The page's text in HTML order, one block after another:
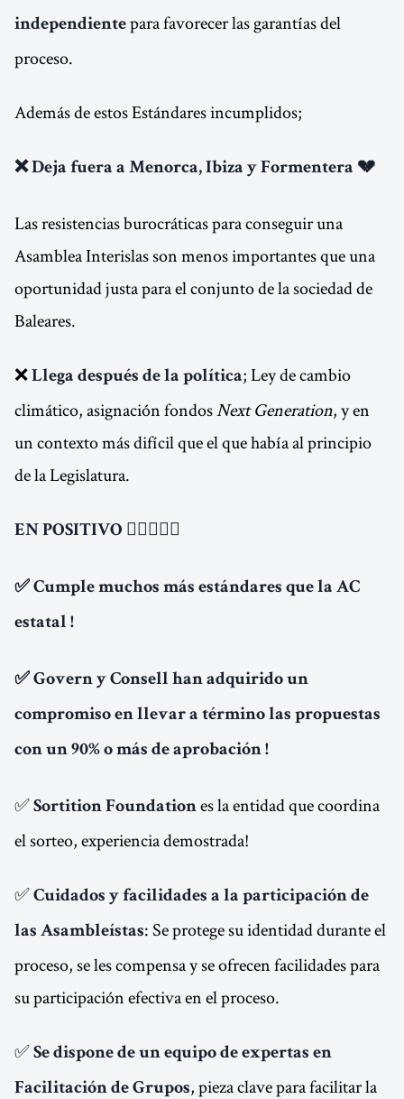
independiente para favorecer las garantías del
proceso.
Además de estos Estándares incumplidos;
❌ Deja fuera a Menorca, Ibiza y Formentera 💔
Las resistencias burocráticas para conseguir una
Asamblea Interislas son menos importantes que una
oportunidad justa para el conjunto de la sociedad de
Baleares.
❌ Llega después de la política; Ley de cambio
climático, asignación fondosNext Generation, y en
un contexto más difícil que el que había al principio
de la Legislatura.
EN POSITIVO 👍🏼🥳👏🏼
✅ Cumple muchos más estándares que la AC
estatal !
✅ Govern y Consell han adquirido un
compromiso en llevar a término las propuestas
con un 90% o más de aprobación !
✅ Sortition Foundation es la entidad que coordina
el sorteo, experiencia demostrada!
✅ Cuidados y facilidades a la participación de
las Asambleístas: Se protege su identidad durante el
proceso, se les compensa y se ofrecen facilidades para
su participación efectiva en el proceso.
✅ Se dispone de un equipo de expertas en
Facilitación de Grupos, pieza clave para facilitar la